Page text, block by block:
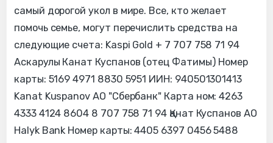
самый дорогой укол в мире. Все, кто желает
помочь семье, могут перечислить средства на
следующие счета: Kaspi Gold + 7 707 758 71 94
Аскарулы Канат Куспанов (отец Фатимы) Номер
карты: 5169 4971 8830 5951 ИИН: 940501301413
Kanat Kuspanov AO "Сбербанк" Карта ном: 4263
4333 4124 8604 8 707 758 71 94 Қанат Куспанов АО
Halyk Bank Номер карты: 4405 6397 0456 5488